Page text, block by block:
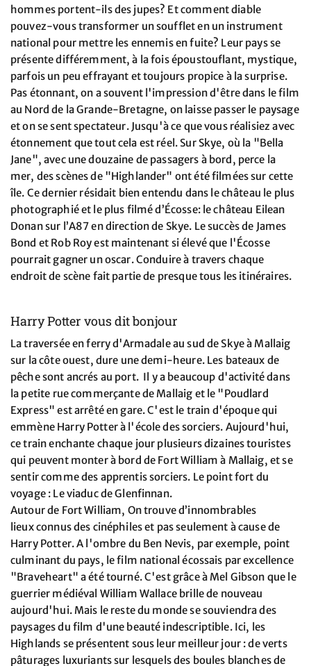
hommes portent-ils des jupes? Et comment diable
pouvez-vous transformer un soufflet en un instrument
national pour mettre les ennemis en fuite? Leur pays se
présente différemment, à la fois époustouflant, mystique,
parfois un peu effrayant et toujours propice à la surprise.
Pas étonnant, on a souvent l'impression d'être dans le film
au Nord de la Grande-Bretagne, on laisse passer le paysage
et on se sent spectateur. Jusqu'à ce que vous réalisiez avec
étonnement que tout cela est réel. Sur Skye, où la "Bella
Jane", avec une douzaine de passagers à bord, perce la
mer, des scènes de "Highlander" ont été filmées sur cette
île. Ce dernier résidait bien entendu dans le château le plus
photographié et le plus filmé d’Écosse: le château Eilean
Donan sur l’A87 en direction de Skye. Le succès de James
Bond et Rob Roy est maintenant si élevé que l'Écosse
pourrait gagner un oscar. Conduire à travers chaque
endroit de scène fait partie de presque tous les itinéraires.
Harry Potter vous dit bonjour
La traversée en ferry d'Armadale au sud de Skye à Mallaig
sur la côte ouest, dure une demi-heure. Les bateaux de
pêche sont ancrés au port. Il y a beaucoup d'activité dans
la petite rue commerçante de Mallaig et le "Poudlard
Express" est arrêté en gare. C'est le train d'époque qui
emmène Harry Potter à l'école des sorciers. Aujourd'hui,
ce train enchante chaque jour plusieurs dizaines touristes
qui peuvent monter à bord de Fort William à Mallaig, et se
sentir comme des apprentis sorciers. Le point fort du
voyage : Le viaduc de Glenfinnan.
Autour de Fort William, On trouve d’innombrables
lieux connus des cinéphiles et pas seulement à cause de
Harry Potter. A l'ombre du Ben Nevis, par exemple, point
culminant du pays, le film national écossais par excellence
"Braveheart" a été tourné. C'est grâce à Mel Gibson que le
guerrier médiéval William Wallace brille de nouveau
aujourd'hui. Mais le reste du monde se souviendra des
paysages du film d'une beauté indescriptible. Ici, les
Highlands se présentent sous leur meilleur jour : de verts
pâturages luxuriants sur lesquels des boules blanches de